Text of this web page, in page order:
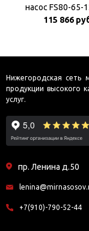
насос FS80-65-
115 866
Нижегородская сеть
продукции высокого
услуг.
пр. Ленина д.50
+7(910)-790-52-44